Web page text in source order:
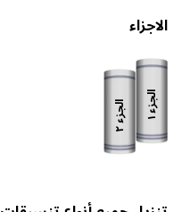
الاجزاء
الجزء
١ الجزء
٢